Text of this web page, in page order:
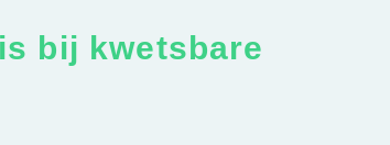
bij kwetsbare